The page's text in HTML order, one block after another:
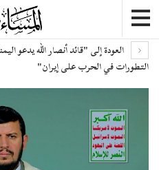
العودة إلى "قائد أنصار الله يدعو
التطورات في الحرب على إيران"